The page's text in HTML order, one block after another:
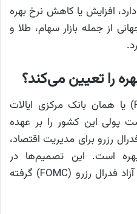
افزایش یا کاهش نرخ بهره
از جمله بازار سهام، طلا و
را تعیین می‌کند؟
فدرال رزرو (Federal Reserve) یا همان بانک مرکزی ایالات
پولی این کشور را بر عهده
رزرو برای مدیریت اقتصاد،
است. این تصمیم‌ها در
نشست‌های دوره‌ای کمیته بازار آزاد فدرال رزرو (FOMC) گرفته